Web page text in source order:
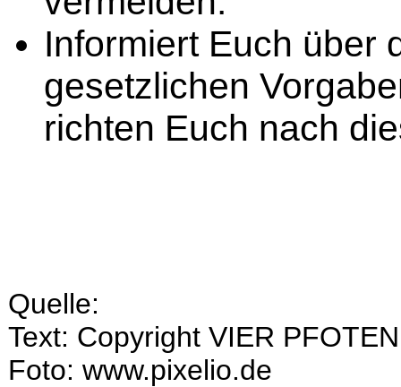
Informiert Euch über
gesetzlichen
richten Euch nach
Quelle:
Text: Copyright VIER
Foto: www.pixelio.de